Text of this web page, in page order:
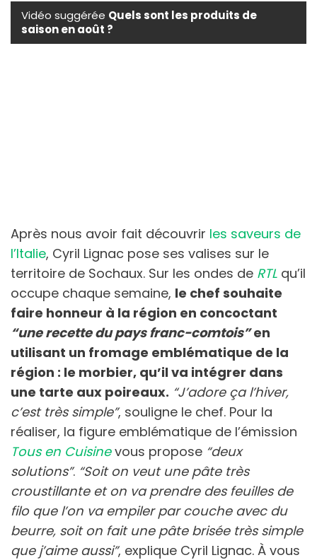
Vidéo suggérée Quels sont les produits de
saison en août ?
Après nous avoir fait découvrir les saveurs de
l’Italie, Cyril Lignac pose ses valises sur le
territoire de Sochaux. Sur les ondes de RTL qu’il
occupe chaque semaine, le chef souhaite
faire honneur à la région en concoctant
“une recette du pays franc-comtois”en
utilisant un fromage emblématique de la
région : le morbier, qu’il va intégrer dans
une tarte aux poireaux. “J’adore ça l’hiver,
c’est très simple”, souligne le chef. Pour la
réaliser, la figure emblématique de l’émission
Tous en Cuisinevous propose “deux
solutions”. “Soit on veut une pâte très
croustillante et on va prendre des feuilles de
filo que l’on va empiler par couche avec du
beurre, soit on fait une pâte brisée très simple
que j’aime aussi”, explique Cyril Lignac. À vous